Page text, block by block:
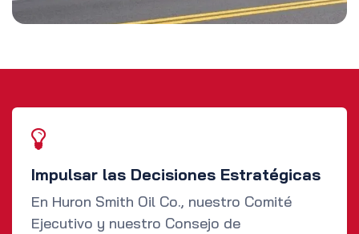
Impulsar las Decisiones Estratégicas
En Huron Smith Oil Co., nuestro Comité
Ejecutivo y nuestro Consejo de